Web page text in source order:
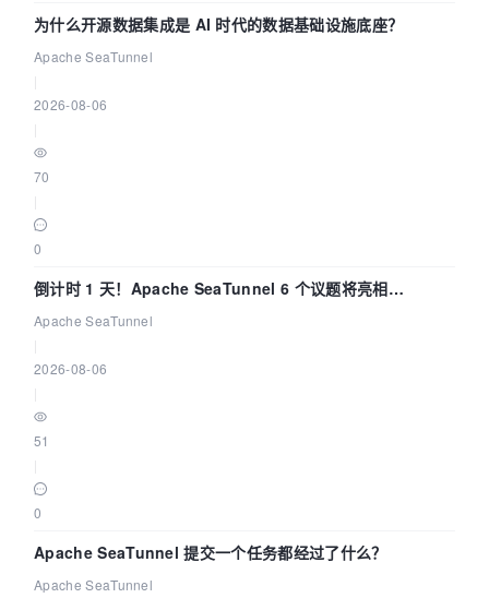
为什么开源数据集成是 AI 时代的数据基础设施底座？
Apache SeaTunnel
2026-08-06
70
0
倒计时 1 天！Apache SeaTunnel 6 个议题将亮相
Community Over Code Asia 2026
Apache SeaTunnel
2026-08-06
51
0
Apache SeaTunnel 提交一个任务都经过了什么？
Apache SeaTunnel